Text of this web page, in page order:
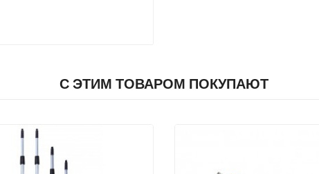
С ЭТИМ ТОВАРОМ ПОКУПАЮТ